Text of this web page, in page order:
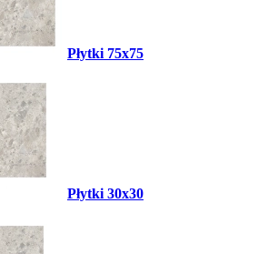
Płytki 75x75
Płytki 30x30